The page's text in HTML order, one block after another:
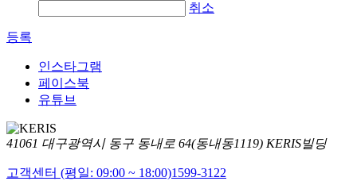
취소
등록
인스타그램
페이스북
유튜브
41061 대구광역시 동구 동내로 64(동내동1119) KERIS빌딩
고객센터 (평일: 09:00 ~ 18:00)1599-3122